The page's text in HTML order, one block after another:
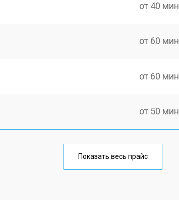
от 40 мин
от 60 мин
от 60 мин
от 50 мин
от 60 мин
Показать весь прайс